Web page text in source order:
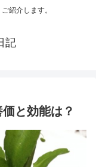
紹介します。
記
と効能は？